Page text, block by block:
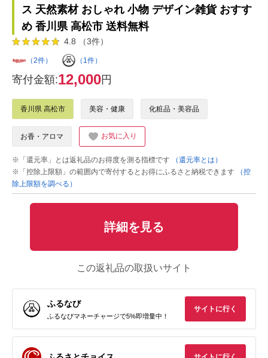
ス 天然素材 おしゃれ 小物 デザイン雑貨 おすす
め 香川県 高松市 送料無料
4.8 （3件）
（2件） （1件）
寄付金額:12,000円
香川県 高松市 美容・健康 化粧品・美容品
お香・アロマ お気に入り
※「還元率」とは返礼品のお得度を測る指標です
（還元率とは）
※「控除上限額」の範囲内で寄付するとお得にふるさと納税できます
（控
除上限額を調べる）
詳細を見る
この返礼品の取扱いサイト
ふるなび
ふるなびマネーチャージで5%即増量中！
サイトに行く